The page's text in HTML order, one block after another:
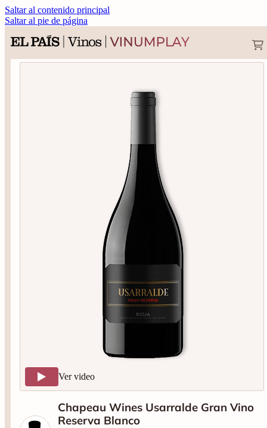
Saltar al contenido principal
Saltar al pie de página
Ver video
Chapeau Wines Usarralde Gran Vino
Reserva Blanco